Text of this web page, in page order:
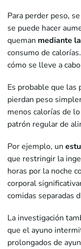
Para perder peso,
se puede hacer
queman mediante
consumo de
cómo se lleve a
Es probable que las
pierdan peso
menos calorías de
patrón regular de
Por ejemplo, un
que restringir la
horas por la noche
corporal
comidas separadas
La investigación
que el ayuno
prolongados de